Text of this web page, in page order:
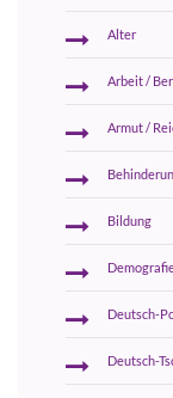
Alter
Arbeit /
Armut /
Bildung
Deutsch-
Deutsch-